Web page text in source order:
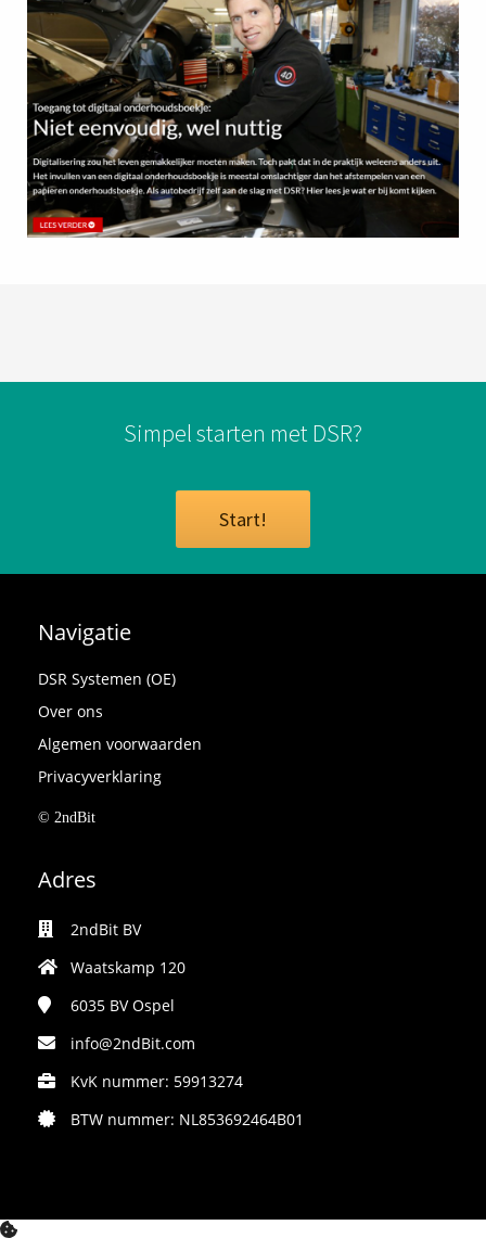
Simpel starten met DSR?
Start!
Navigatie
DSR Systemen (OE)
Over ons
Algemen voorwaarden
Privacyverklaring
© 2ndBit
Adres
2ndBit BV
Waatskamp 120
6035 BVOspel
info@2ndBit.com
KvK nummer: 59913274
BTW nummer: NL853692464B01